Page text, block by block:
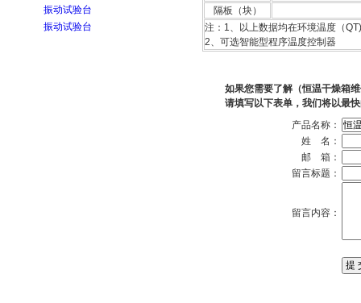
振动试验台
振动试验台
隔板（块）
注：1、以上数据均在环境温度（
2、可选智能型程序温度控制器
如果您需要了解（恒温干燥箱
请填写以下表单，我们将以最
产品名称：
姓 名：
邮 箱：
留言标题：
留言内容：